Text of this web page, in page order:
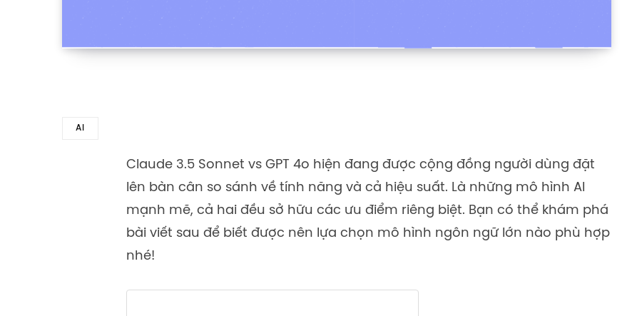
AI
Claude 3.5 Sonnet vs GPT 4o hiện đang được cộng đồng người dùng đặt
lên bàn cân so sánh về tính năng và cả hiệu suất. Là những mô hình AI
mạnh mẽ, cả hai đều sở hữu các ưu điểm riêng biệt. Bạn có thể khám phá
bài viết sau để biết được nên lựa chọn mô hình ngôn ngữ lớn nào phù hợp
nhé!